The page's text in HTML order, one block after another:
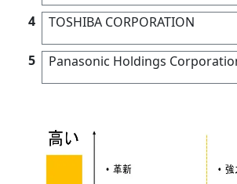
4 TOSHIBA CORPORATION
5 Panasonic Holdings